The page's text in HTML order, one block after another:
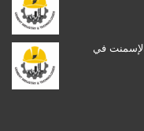
في